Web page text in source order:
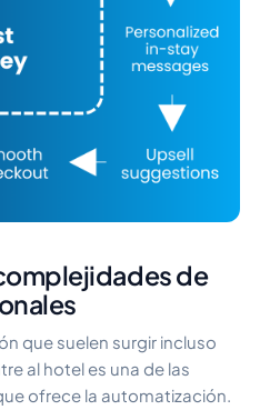
de
que suelen surgir incluso
al hotel es una de las
ofrece la automatización.